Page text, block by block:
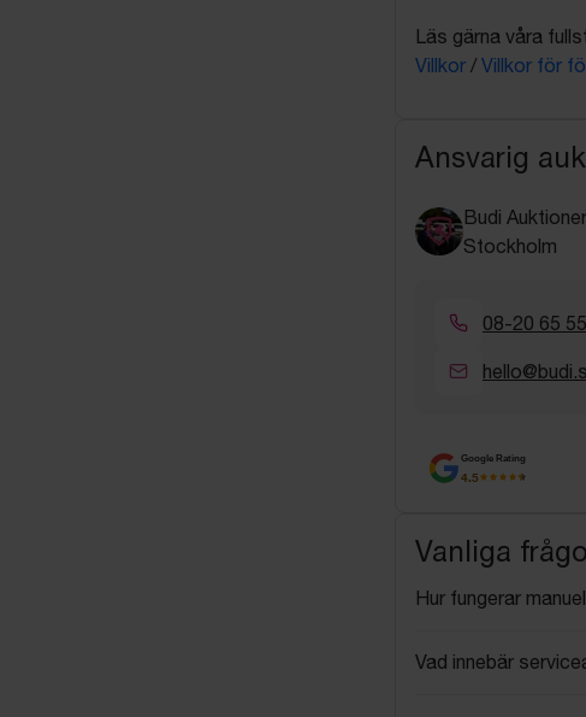
Läs gärna våra
Villkor / Villkor för
Ansvarig
Budi Auktioner
Stockholm
08-20 65 55
Google Rating
4.5
Vanliga
Hur fungerar
Vad innebär